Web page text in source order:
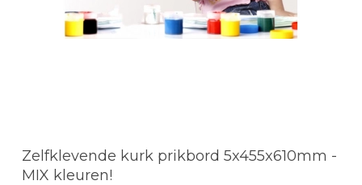
Zelfklevende kurk prikbord 5x455x610mm -
MIX kleuren!